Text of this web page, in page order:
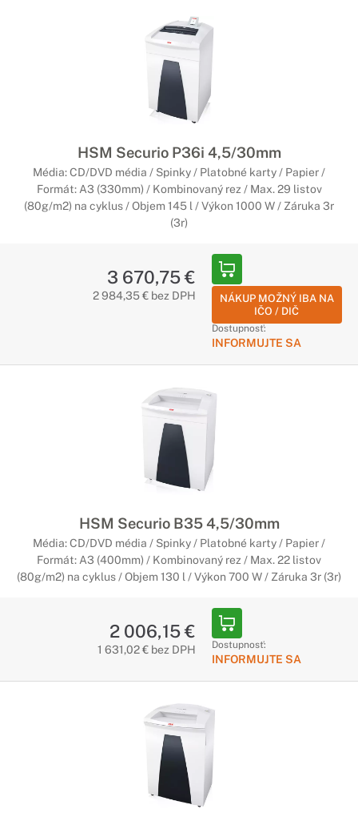
HSM Securio P36i 4,5/30mm
Média: CD/DVD média / Spinky / Platobné karty / Papier /
Formát: A3 (330mm) / Kombinovaný rez / Max. 29 listov
(80g/m2) na cyklus / Objem 145 l / Výkon 1000 W / Záruka 3r
(3r)
3 670,75 €
2 984,35 € bez DPH
NÁKUP MOŽNÝ IBA NA
IČO / DIČ
Dostupnosť:
INFORMUJTE SA
HSM Securio B35 4,5/30mm
Média: CD/DVD média / Spinky / Platobné karty / Papier /
Formát: A3 (400mm) / Kombinovaný rez / Max. 22 listov
(80g/m2) na cyklus / Objem 130 l / Výkon 700 W / Záruka 3r (3r)
2 006,15 €
1 631,02 € bez DPH Dostupnosť:
INFORMUJTE SA